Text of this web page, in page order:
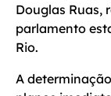
Douglas Ruas,
parlamento
Rio.
A